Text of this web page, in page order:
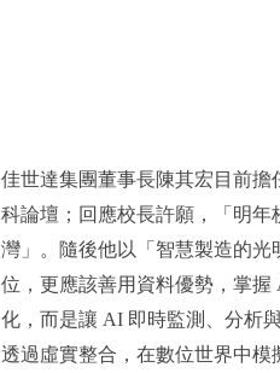
佳世達集團董事長陳其宏目前擔
科論壇；回應校長許願，「明
灣」。隨後他以「智慧製造的
位，更應該善用資料優勢，掌
化，而是讓 AI 即時監測、分析
透過虛實整合，在數位世界中